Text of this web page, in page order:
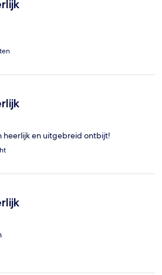
heerlijk en uitgebreid ontbijt!